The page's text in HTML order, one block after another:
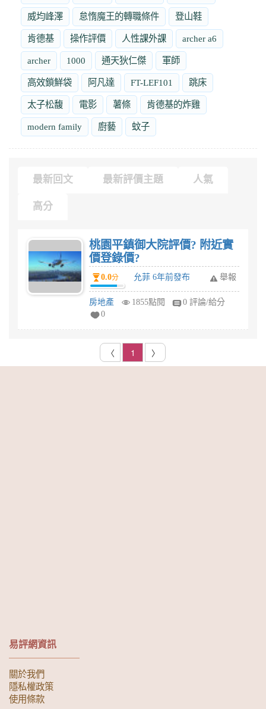
威均峰澤 怠惰魔王的轉職條件 登山鞋
肯德基 操作評價 人性課外課 archer a6
archer 1000 通天狄仁傑 軍師
高效鎖鮮袋 阿凡達 FT-LEF101 跳床
太子松馥 電影 薯條 肯德基的炸雞
modern family 廚藝 蚊子
最新回文 最新評價主題 人氣
高分
桃園平鎮御大院評價? 附近實
價登錄價?
0.0分 允菲 6年前發布 舉報
房地產 1855點閱
0 評論/給分
0
〈 1 〉
易評網資訊
關於我們
隱私權政策
使用條款